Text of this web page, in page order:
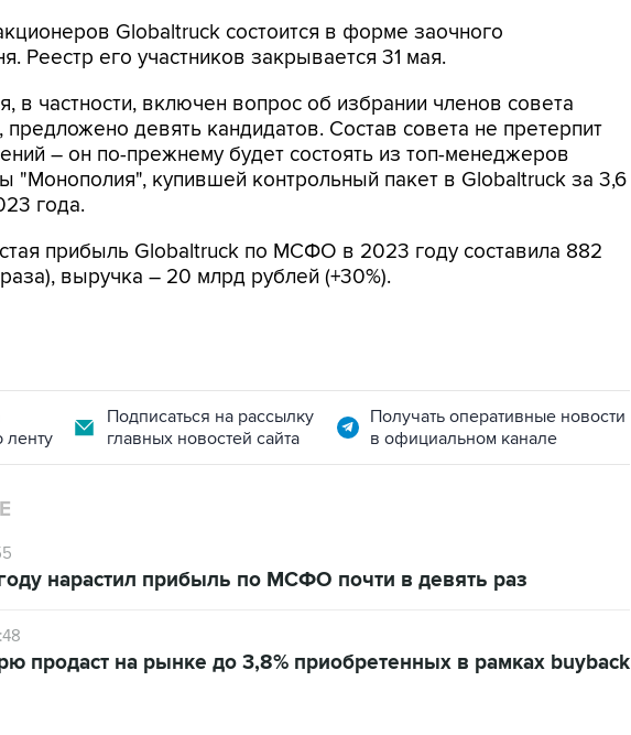
Globaltruck состоится в форме заочного
Реестр его участников закрывается 31 мая.
в частности, включен вопрос об избрании членов совета
девять кандидатов. Состав совета не претерпит
– он по-прежнему будет состоять из топ-менеджеров
"Монополия", купившей контрольный пакет в Globaltruck за 3,6
года.
прибыль Globaltruck по МСФО в 2023 году составила 882
выручка – 20 млрд рублей (+30%).
Подписаться на рассылку
главных новостей сайта
Получать оперативные новости
в официальном канале
нарастил прибыль по МСФО почти в девять раз
продаст на рынке до 3,8% приобретенных в рамках buyback